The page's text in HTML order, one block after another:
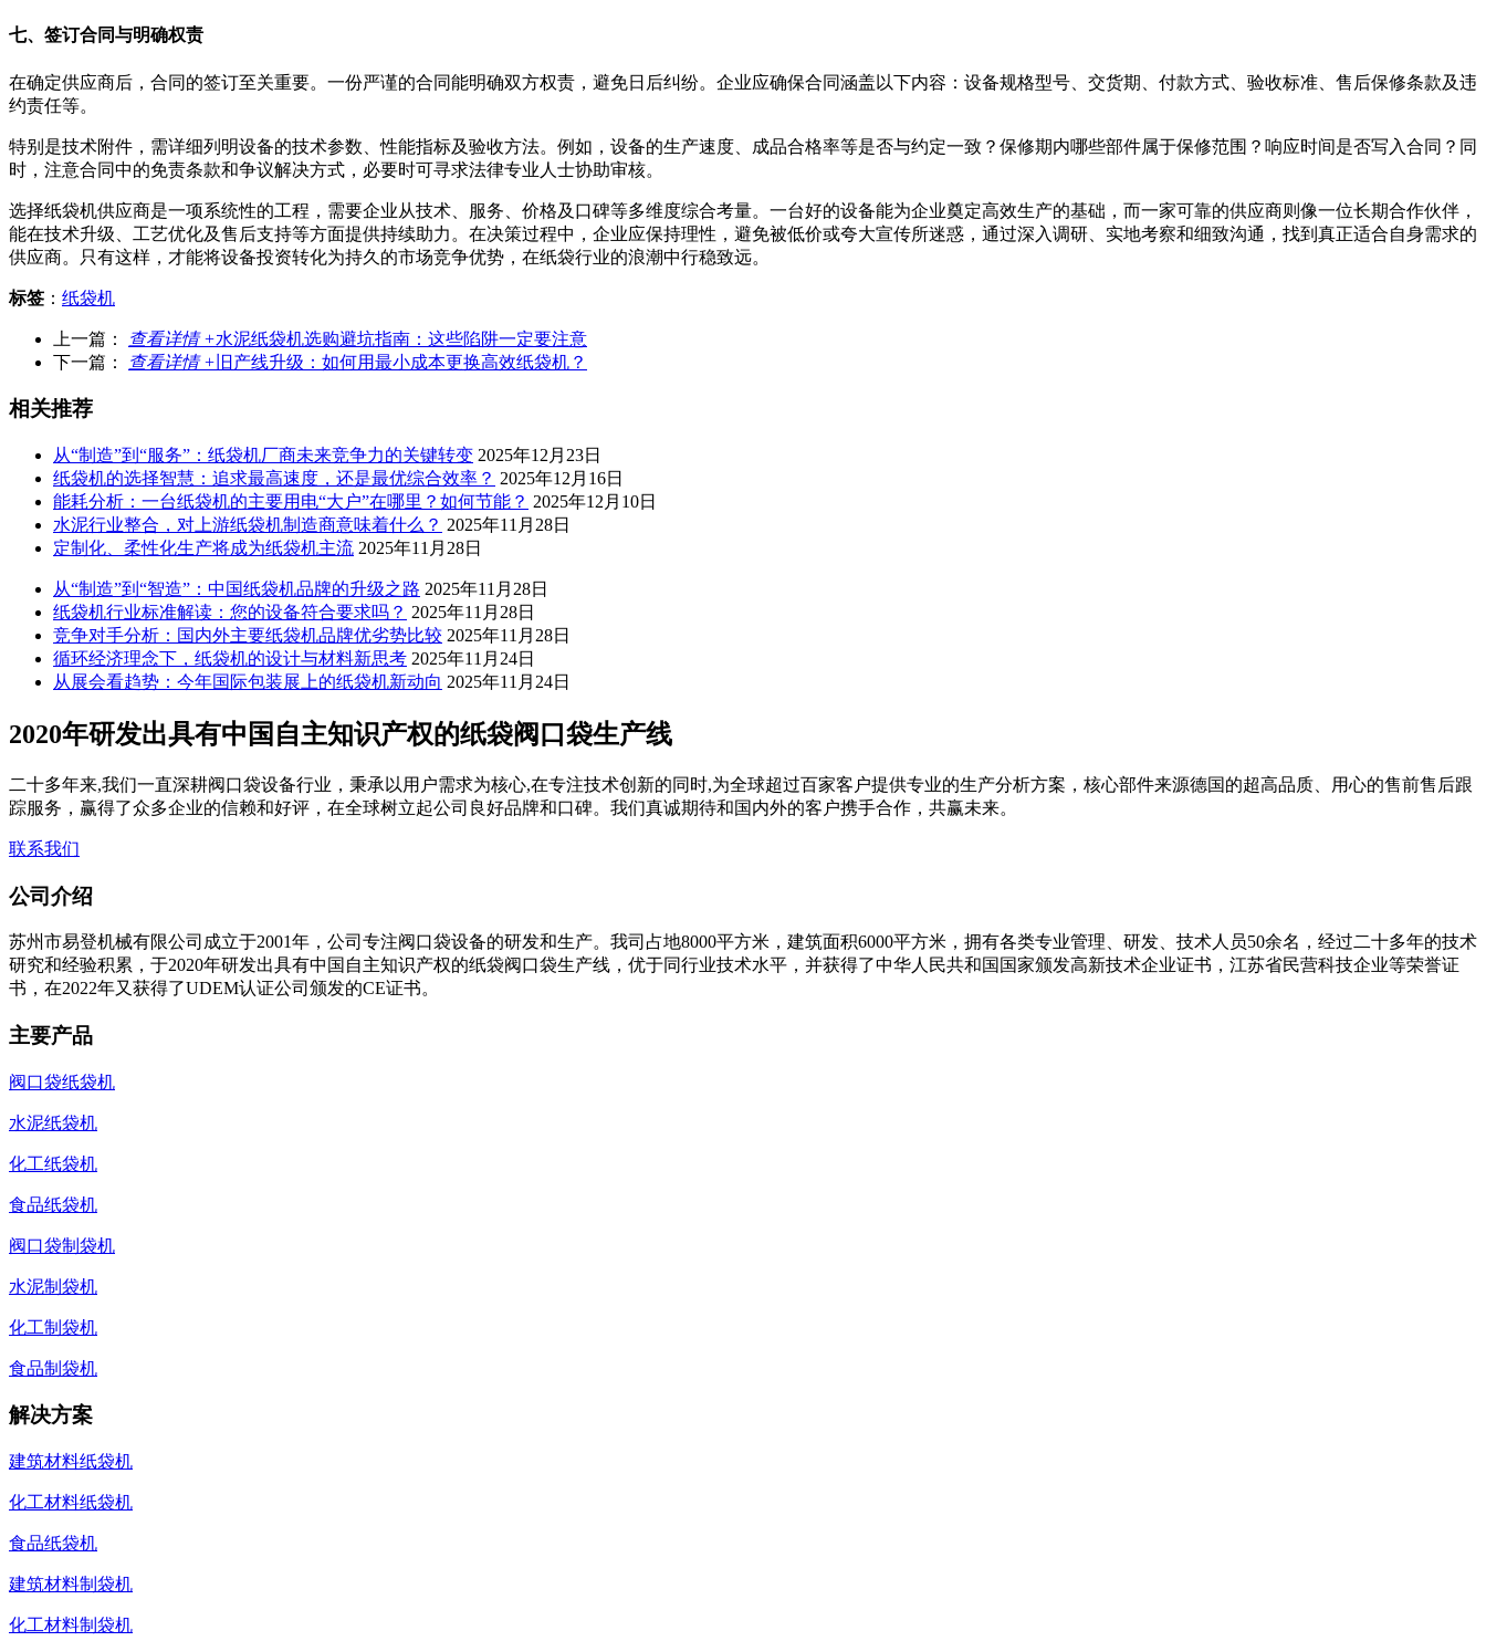
七、签订合同与明确权责
在确定供应商后，合同的签订至关重要。一份严谨的合同能明确双方权责，避免日后纠纷。企业应确保合同涵盖以下内容：设备规格型号、交货期、付款方式、验收标准、售后保修条款及违
约责任等。
特别是技术附件，需详细列明设备的技术参数、性能指标及验收方法。例如，设备的生产速度、成品合格率等是否与约定一致？保修期内哪些部件属于保修范围？响应时间是否写入合同？同
时，注意合同中的免责条款和争议解决方式，必要时可寻求法律专业人士协助审核。
选择纸袋机供应商是一项系统性的工程，需要企业从技术、服务、价格及口碑等多维度综合考量。一台好的设备能为企业奠定高效生产的基础，而一家可靠的供应商则像一位长期合作伙伴，
能在技术升级、工艺优化及售后支持等方面提供持续助力。在决策过程中，企业应保持理性，避免被低价或夸大宣传所迷惑，通过深入调研、实地考察和细致沟通，找到真正适合自身需求的
供应商。只有这样，才能将设备投资转化为持久的市场竞争优势，在纸袋行业的浪潮中行稳致远。
标签 ： 纸袋机
上一篇： 查看详情 +水泥纸袋机选购避坑指南：这些陷阱一定要注意
下一篇：
查看详情 + 旧产线升级：如何用最小成本更换高效纸袋机？
相关推荐
从“制造”到“服务”：纸袋机厂商未来竞争力的关键转变 2025年12月23日
纸袋机的选择智慧：追求最高速度，还是最优综合效率？ 2025年12月16日
能耗分析：一台纸袋机的主要用电“大户”在哪里？如何节能？ 2025年12月10日
水泥行业整合，对上游纸袋机制造商意味着什么？ 2025年11月28日
定制化、柔性化生产将成为纸袋机主流 2025年11月28日
从“制造”到“智造”：中国纸袋机品牌的升级之路 2025年11月28日
纸袋机行业标准解读：您的设备符合要求吗？ 2025年11月28日
竞争对手分析：国内外主要纸袋机品牌优劣势比较 2025年11月28日
循环经济理念下，纸袋机的设计与材料新思考 2025年11月24日
从展会看趋势：今年国际包装展上的纸袋机新动向 2025年11月24日
2020年研发出具有中国自主知识产权的纸袋阀口袋生产线
二十多年来,我们一直深耕阀口袋设备行业，秉承以用户需求为核心,在专注技术创新的同时,为全球超过百家客户提供专业的生产分析方案，核心部件来源德国的超高品质、用心的售前售后跟
踪服务，赢得了众多企业的信赖和好评，在全球树立起公司良好品牌和口碑。我们真诚期待和国内外的客户携手合作，共赢未来。
联系我们
公司介绍
苏州市易登机械有限公司成立于2001年，公司专注阀口袋设备的研发和生产。我司占地8000平方米，建筑面积6000平方米，拥有各类专业管理、研发、技术人员50余名，经过二十多年的技术
研究和经验积累，于2020年研发出具有中国自主知识产权的纸袋阀口袋生产线，优于同行业技术水平，并获得了中华人民共和国国家颁发高新技术企业证书，江苏省民营科技企业等荣誉证
书，在2022年又获得了UDEM认证公司颁发的CE证书。
主要产品
阀口袋纸袋机
水泥纸袋机
化工纸袋机
食品纸袋机
阀口袋制袋机
水泥制袋机
化工制袋机
食品制袋机
解决方案
建筑材料纸袋机
化工材料纸袋机
食品纸袋机
建筑材料制袋机
化工材料制袋机